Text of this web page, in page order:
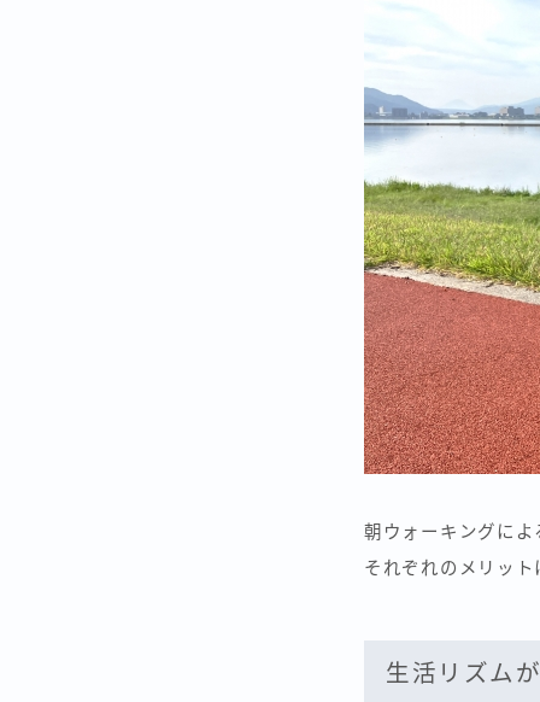
朝ウォーキングに
それぞれのメリッ
生活リズム